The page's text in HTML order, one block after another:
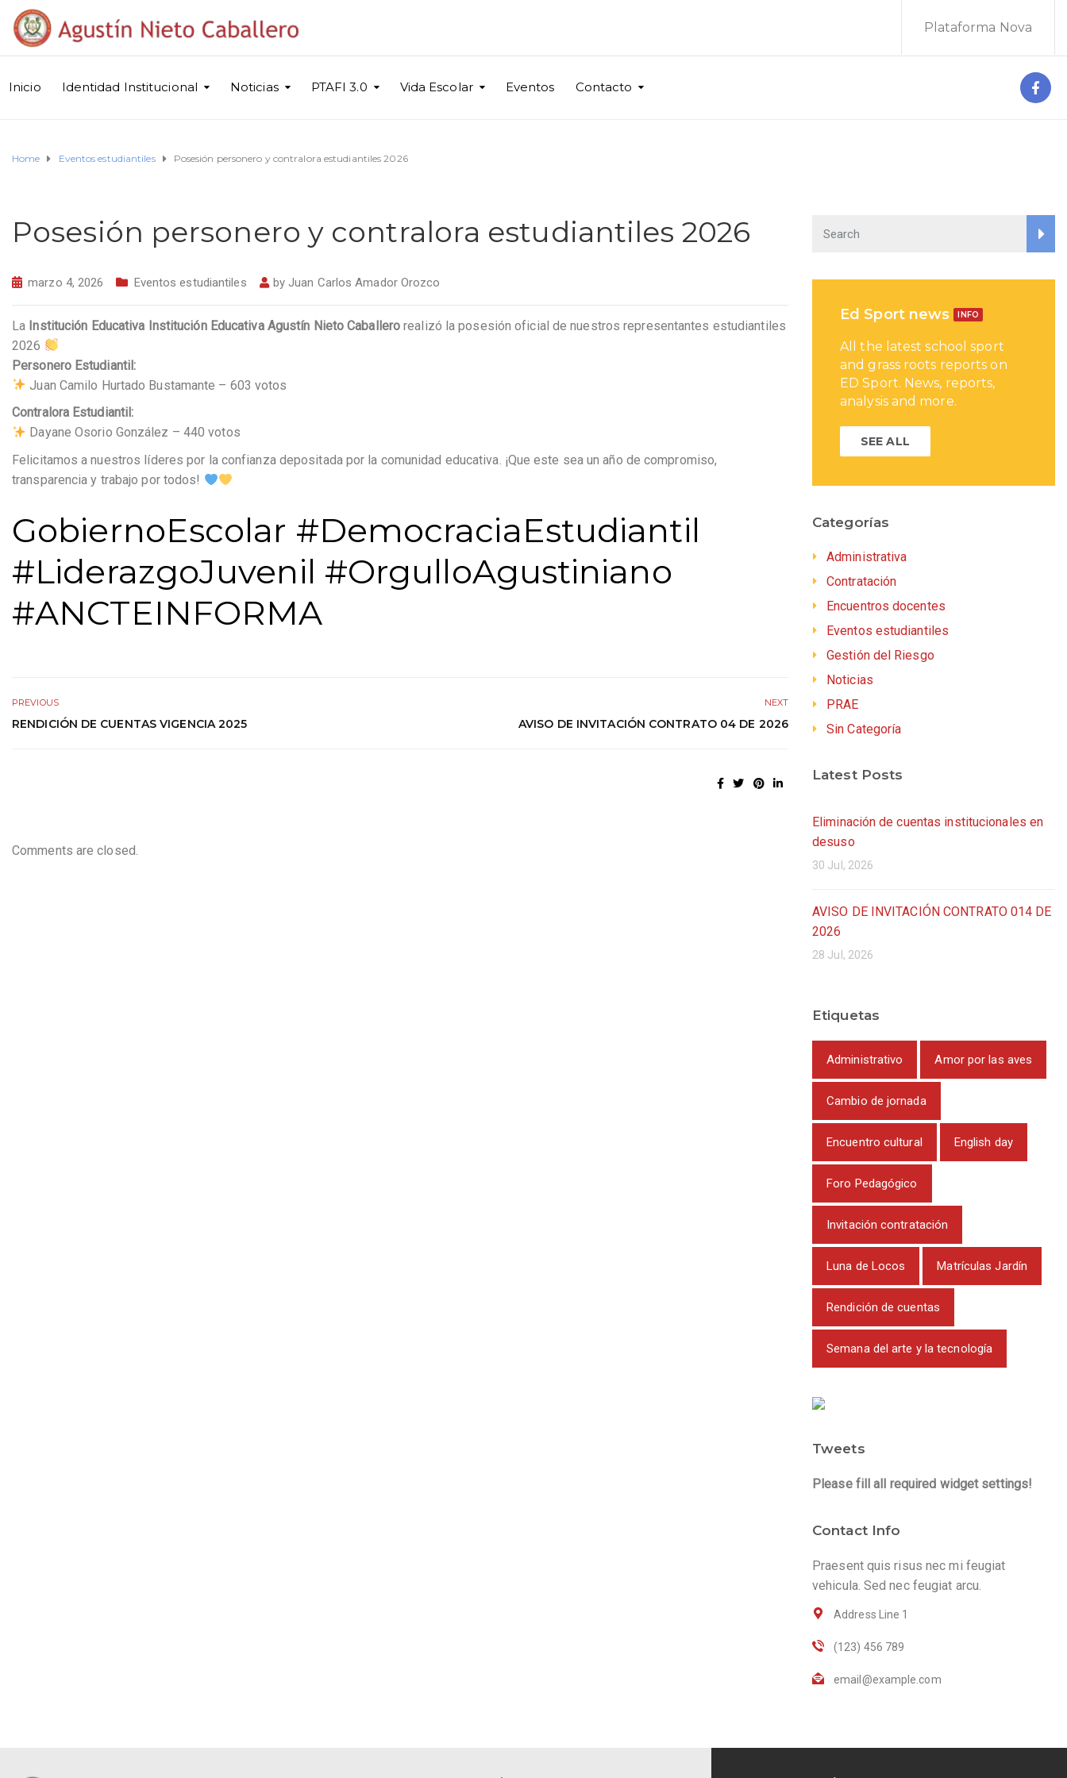
Plataforma Nova
Inicio Identidad Institucional Noticias PTAFI 3.0 Vida Escolar Eventos Contacto
Home Eventos estudiantiles Posesión personero y contralora estudiantiles 2026
Posesión personero y contralora estudiantiles 2026
marzo 4, 2026 Eventos estudiantiles byJuan Carlos Amador Orozco
La Institución Educativa Institución Educativa Agustín Nieto Caballero realizó la posesión oficial de nuestros representantes estudiantiles
2026
Personero Estudiantil:
Juan Camilo Hurtado Bustamante – 603 votos
Contralora Estudiantil:
Dayane Osorio González – 440 votos
Felicitamos a nuestros líderes por la confianza depositada por la comunidad educativa. ¡Que este sea un año de compromiso,
transparencia y trabajo por todos!
GobiernoEscolar #DemocraciaEstudiantil
#LiderazgoJuvenil #OrgulloAgustiniano
#ANCTEINFORMA
PREVIOUS
RENDICIÓN DE CUENTAS VIGENCIA 2025
NEXT
AVISO DE INVITACIÓN CONTRATO 04 DE 2026
Comments are closed.
Ed Sport news INFO
All the latest school sport
and grass roots reports on
ED Sport. News, reports,
analysis and more.
SEE ALL
Categorías
Administrativa
Contratación
Encuentros docentes
Eventos estudiantiles
Gestión del Riesgo
Noticias
PRAE
Sin Categoría
Latest Posts
Eliminación de cuentas institucionales en
desuso
30 Jul, 2026
AVISO DE INVITACIÓN CONTRATO 014 DE
2026
28 Jul, 2026
Etiquetas
Administrativo Amor por las aves
Cambio de jornada
Encuentro cultural English day
Foro Pedagógico
Invitación contratación
Luna de Locos Matrículas Jardín
Rendición de cuentas
Semana del arte y la tecnología
Tweets
Please fill all required widget settings!
Contact Info
Praesent quis risus nec mi feugiat
vehicula. Sed nec feugiat arcu.
Address Line 1
(123) 456 789
email@example.com